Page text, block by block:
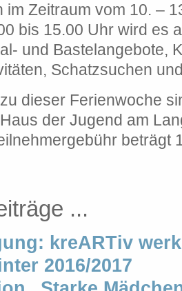
im Zeitraum vom 10. –
bis 15.00 Uhr wird es
und Bastelangebote,
Schatzsuchen
dieser Ferienwoche
der Jugend am
beträgt
...
kreARTiv
2016/2017